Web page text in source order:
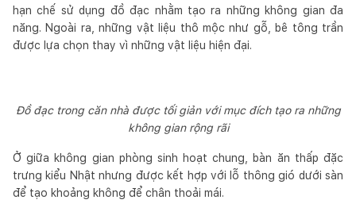
hạn chế sử dụng đồ đạc nhằm tạo ra những không gian đa
năng. Ngoài ra, những vật liệu thô mộc như gỗ, bê tông trần
được lựa chọn thay vì những vật liệu hiện đại.
Đồ đạc trong căn nhà được tối giản với mục đích tạo ra những
không gian rộng rãi
Ở giữa không gian phòng sinh hoạt chung, bàn ăn thấp đặc
trưng kiểu Nhật nhưng được kết hợp với lỗ thông gió dưới sàn
để tạo khoảng không để chân thoải mái.